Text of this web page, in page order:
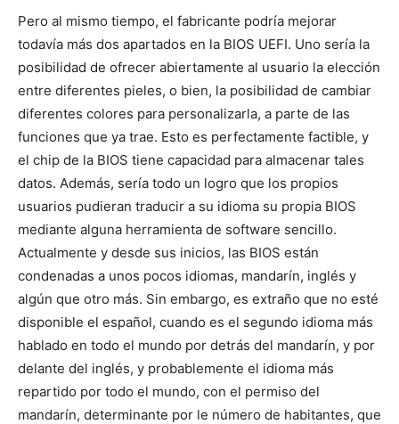
Pero al mismo tiempo, el fabricante podría mejorar
todavía más dos apartados en la BIOS UEFI. Uno sería la
posibilidad de ofrecer abiertamente al usuario la elección
entre diferentes pieles, o bien, la posibilidad de cambiar
diferentes colores para personalizarla, a parte de las
funciones que ya trae. Esto es perfectamente factible, y
el chip de la BIOS tiene capacidad para almacenar tales
datos. Además, sería todo un logro que los propios
usuarios pudieran traducir a su idioma su propia BIOS
mediante alguna herramienta de software sencillo.
Actualmente y desde sus inicios, las BIOS están
condenadas a unos pocos idiomas, mandarín, inglés y
algún que otro más. Sin embargo, es extraño que no esté
disponible el español, cuando es el segundo idioma más
hablado en todo el mundo por detrás del mandarín, y por
delante del inglés, y probablemente el idioma más
repartido por todo el mundo, con el permiso del
mandarín, determinante por le número de habitantes, que